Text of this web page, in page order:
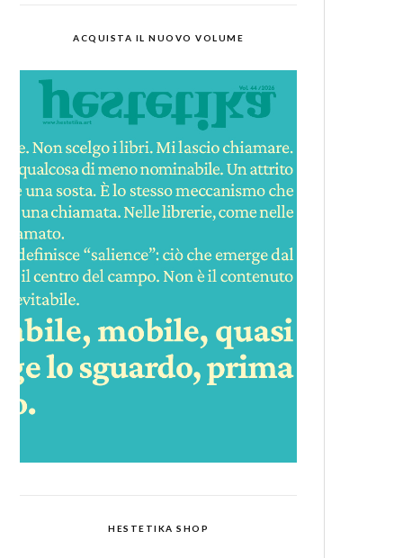
ACQUISTA IL NUOVO VOLUME
HESTETIKA SHOP